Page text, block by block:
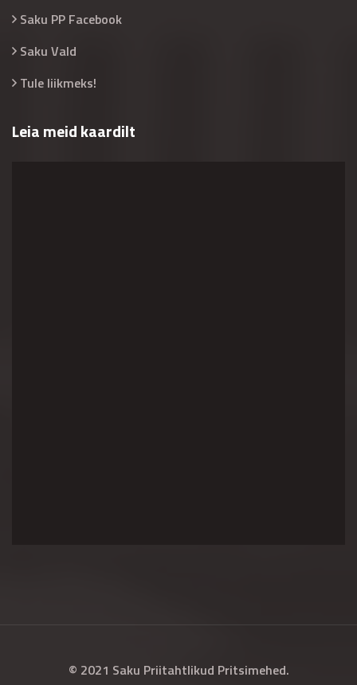
Saku PP Facebook
Saku Vald
Tule liikmeks!
Leia meid kaardilt
© 2021 Saku Priitahtlikud Pritsimehed.